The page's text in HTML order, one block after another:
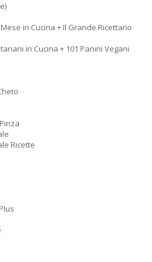
in Cucina + Il Grande Ricettario
in Cucina + 101 Panini Vegani
Ricette